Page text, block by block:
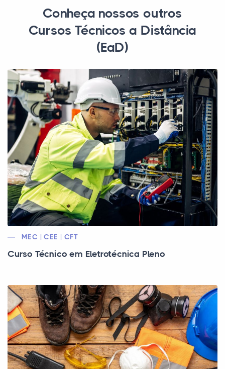
Conheça nossos outros
Cursos Técnicos a Distância
(EaD)
MEC | CEE | CFT
Curso Técnico em Eletrotécnica Pleno